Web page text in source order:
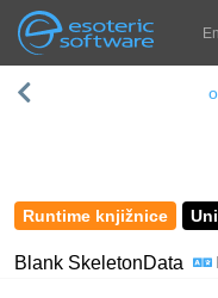
Esoteric
Navigation
NASLOVNICA
Runtime knjižnice
Blank SkeletonData